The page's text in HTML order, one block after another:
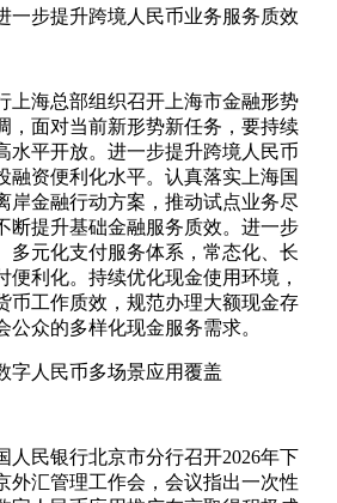
一步提升跨境人民币业务服务质效
上海总部组织召开上海市金融形势
，面对当前新形势新任务，要持续
水平开放。进一步提升跨境人民币
融资便利化水平。认真落实上海国
岸金融行动方案，推动试点业务尽
断提升基础金融服务质效。进一步
多元化支付服务体系，常态化、长
便利化。持续优化现金使用环境，
币工作质效，规范办理大额现金存
公众的多样化现金服务需求。
字人民币多场景应用覆盖
人民银行北京市分行召开2026年下
外汇管理工作会，会议指出一次性